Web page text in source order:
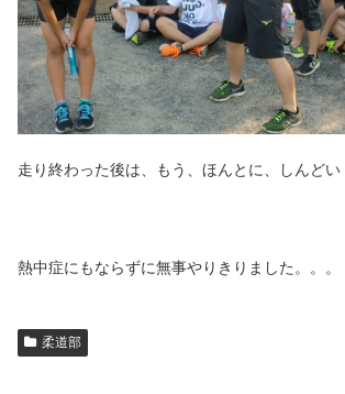
走り終わった後は、もう、ほんとに、しんどい
熱中症にもならずに無事やりきりました。。。
柔道部